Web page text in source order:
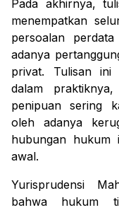
Pada akhirnya,
menempatkan
persoalan
adanya
privat. Tulisan ini
dalam
penipuan sering
oleh adanya
hubungan hukum
awal.
Yurisprudensi
bahwa hukum